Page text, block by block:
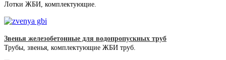
Лотки ЖБИ, комплектующие.
Звенья железобетонные для водопропускных труб
Трубы, звенья, комплектующие ЖБИ труб.